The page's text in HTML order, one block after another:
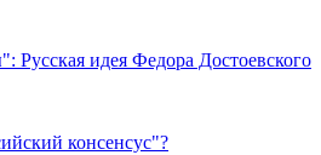
Русская идея Федора Достоевского
консенсус"?